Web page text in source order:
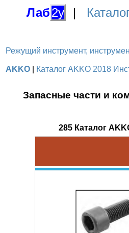
Лаб2у |
Режущий инструмент,
AKKO Каталог AKKO 2018
Запасные части и
285 Каталог